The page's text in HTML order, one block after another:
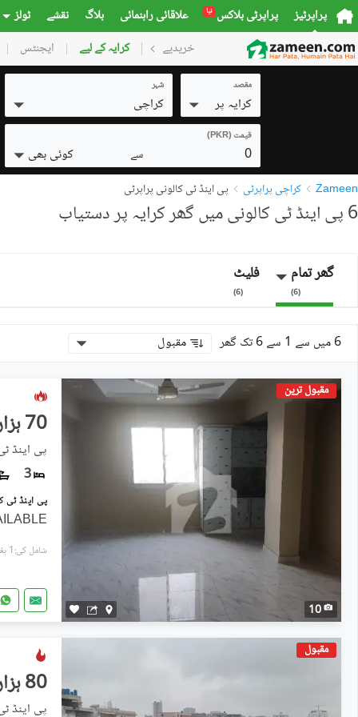
پراپرٹیز پراپرٹی بلاکس نیا علاقائی راہنمائی بلاگ نقشے ٹولز
خریدیے گھر پلاٹس کمرشل کرایہ کے لیے ایجنٹس
مقصد
کرایہ پر
شہر
کراچی
قیمت (PKR)
0 سے کوئی بھی
Zameen کراچی پراپرٹی پی اینڈ ٹی کالونی پراپرٹی
6 پی اینڈ ٹی کالونی میں گھر کرایہ پر دستیاب
گھر تمام
(
6
)
فلیٹ
(
6
)
6 میں سے 1 سے 6 تک گھر مقبول
مقبول ترین
10
70 ہزار
پی اینڈ
3
شامل کی:1 ہفتہ پہل
مقبول
80 ہزار
پی اینڈ